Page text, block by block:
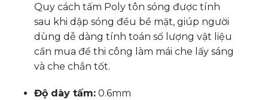
Quy cách tấm Poly tôn sóng được tính
sau khi dập sóng đều bề mặt, giúp người
dùng dễ dàng tính toán số lượng vật liệu
cần mua để thi công làm mái che lấy sáng
và che chắn tốt.
Độ dày tấm:0.6mm